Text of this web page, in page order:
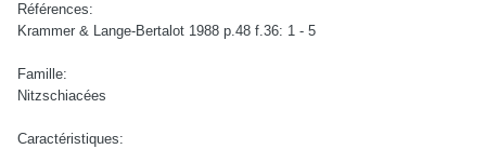
Références:
Krammer & Lange-Bertalot 1988 p.48 f.36: 1 - 5
Famille:
Nitzschiacées
Caractéristiques: